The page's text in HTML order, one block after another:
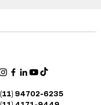
(11) 94702-6235